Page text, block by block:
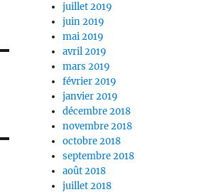
juillet 2019
juin 2019
mai 2019
avril 2019
mars 2019
février 2019
janvier 2019
décembre 2018
novembre 2018
octobre 2018
septembre 2018
août 2018
juillet 2018